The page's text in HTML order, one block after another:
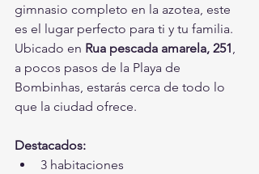
gimnasio completo en la azotea, este
es el lugar perfecto para ti y tu familia.
Ubicado en Rua pescada amarela, 251,
a pocos pasos de la Playa de
Bombinhas, estarás cerca de todo lo
que la ciudad ofrece.
Destacados:
3 habitaciones